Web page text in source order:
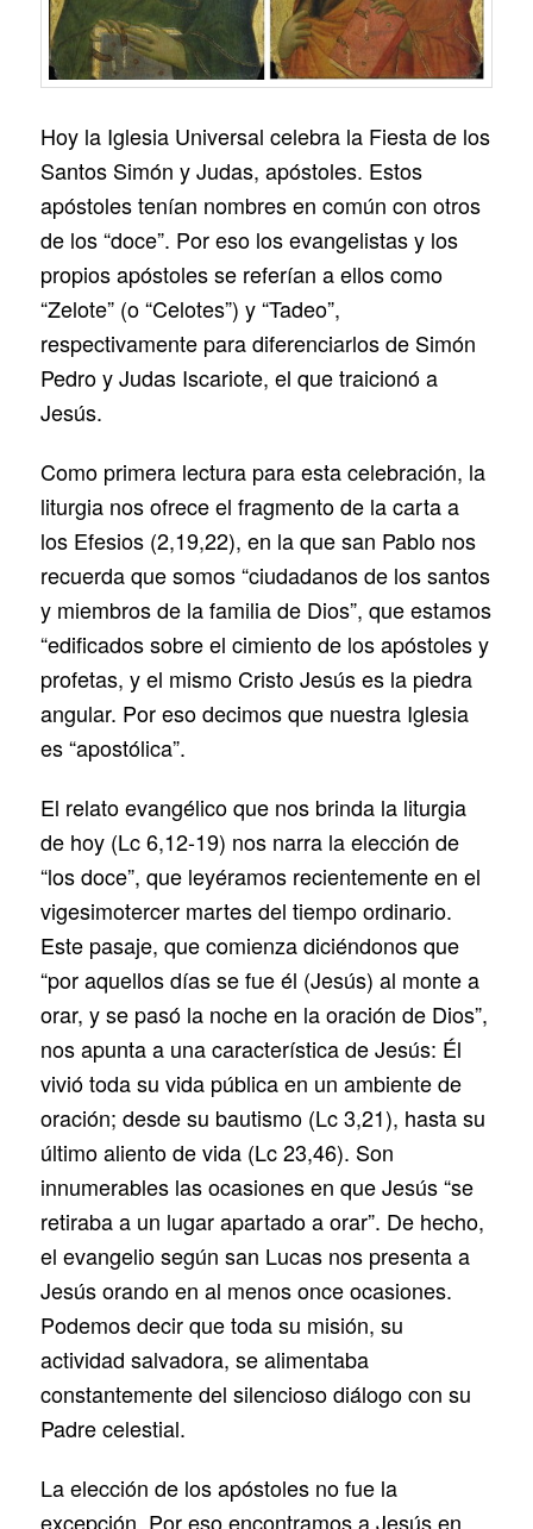
Hoy la Iglesia Universal celebra la Fiesta de los
Santos Simón y Judas, apóstoles. Estos
apóstoles tenían nombres en común con otros
de los “doce”. Por eso los evangelistas y los
propios apóstoles se referían a ellos como
“Zelote” (o “Celotes”) y “Tadeo”,
respectivamente para diferenciarlos de Simón
Pedro y Judas Iscariote, el que traicionó a
Jesús.
Como primera lectura para esta celebración, la
liturgia nos ofrece el fragmento de la carta a
los Efesios (2,19,22), en la que san Pablo nos
recuerda que somos “ciudadanos de los santos
y miembros de la familia de Dios”, que estamos
“edificados sobre el cimiento de los apóstoles y
profetas, y el mismo Cristo Jesús es la piedra
angular. Por eso decimos que nuestra Iglesia
es “apostólica”.
El relato evangélico que nos brinda la liturgia
de hoy (Lc 6,12-19) nos narra la elección de
“los doce”, que leyéramos recientemente en el
vigesimotercer martes del tiempo ordinario.
Este pasaje, que comienza diciéndonos que
“por aquellos días se fue él (Jesús) al monte a
orar, y se pasó la noche en la oración de Dios”,
nos apunta a una característica de Jesús: Él
vivió toda su vida pública en un ambiente de
oración; desde su bautismo (Lc 3,21), hasta su
último aliento de vida (Lc 23,46). Son
innumerables las ocasiones en que Jesús “se
retiraba a un lugar apartado a orar”. De hecho,
el evangelio según san Lucas nos presenta a
Jesús orando en al menos once ocasiones.
Podemos decir que toda su misión, su
actividad salvadora, se alimentaba
constantemente del silencioso diálogo con su
Padre celestial.
La elección de los apóstoles no fue la
excepción. Por eso encontramos a Jesús en